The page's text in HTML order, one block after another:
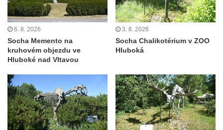
Socha Uprchlý otrok bojuje s divokým psem
v ZOO Dresden
Socha krokodýla v ZOO Dresden
Socha slona v ZOO Dresden
Socha divokého prasete před vstupem do
ZOO Dresden
Socha světce severně od Lužce nad
Vltavou
6. 8. 2026
Socha Memento na
kruhovém objezdu ve
Hluboké nad Vltavou
3. 8. 2026
Socha Chalikotérium v ZOO
Hluboká